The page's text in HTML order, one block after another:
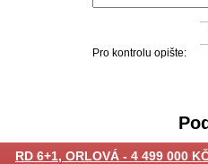
Pro kontrolu opište:
RD 6+1, ORLOVÁ - 4 499 000